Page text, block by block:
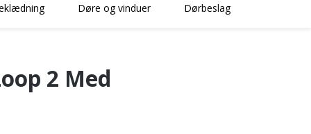
Døre og vinduer Dørbeslag
2 Med